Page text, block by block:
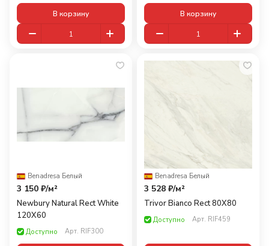
В корзину В корзину
Benadresa·Белый
3 150 ₽/м²
Newbury Natural Rect White
120X60
Доступно Арт. RIF300
Benadresa·Белый
3 528 ₽/м²
Trivor Bianco Rect 80X80
Доступно Арт. RIF459